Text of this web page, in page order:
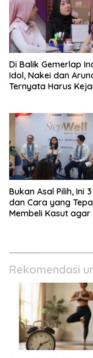
Di Balik Gemerlap
Idol, Nakei dan
Ternyata Harus
Bukan Asal Pilih, Ini
dan Cara yang
Membeli Kasut agar
Rekomendasi